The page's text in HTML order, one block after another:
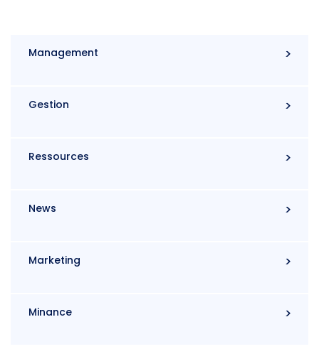
Management
Gestion
Ressources
News
Marketing
Minance